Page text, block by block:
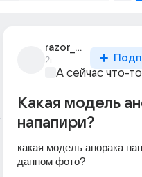
razor_845
2г
А сейчас что-
Какая модель
напапири?
какая модель анорака
данном фото?